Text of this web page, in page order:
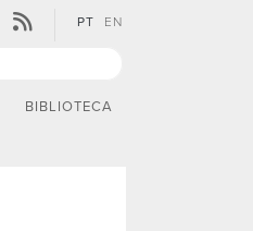
PT EN
BIBLIOTECA